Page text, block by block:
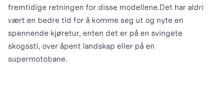
fremtidige retningen for disse modellene.Det har aldri
vært en bedre tid for å komme seg ut og nyte en
spennende kjøretur, enten det er på en svingete
skogssti, over åpent landskap eller på en
supermotobane.